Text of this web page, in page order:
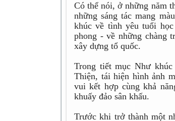
Có thể nói, ở những năm
những sáng tác mang
khúc về tình yêu tuổi
phong - về những chàng
xây dựng tổ quốc.
Trong tiết mục Như
Thiện, tái hiện hình ảnh
vui kết hợp cùng khả
khuấy đảo sân khấu.
Trước khi trở thành một